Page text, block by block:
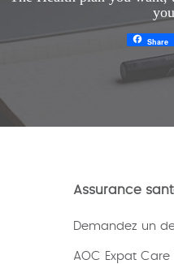
Share
Assurance
Demandez un
AOC Expat